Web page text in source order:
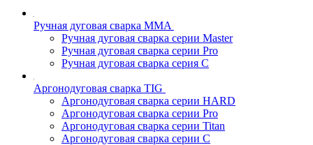
Ручная дуговая сварка MMA
Ручная дуговая сварка серии Master
Ручная дуговая сварка серии Pro
Ручная дуговая сварка серия С
Аргонодуговая сварка TIG
Аргонодуговая сварка серии HARD
Аргонодуговая сварка серии Pro
Аргонодуговая сварка серии Titan
Аргонодуговая сварка серии С